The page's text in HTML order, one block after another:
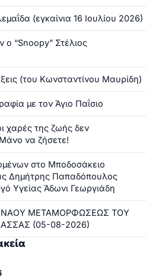
(εγκαίνια 16 Ιουλίου 2026)
ο “Snoopy” Στέλιος
(του Κωνσταντίνου Μαυρίδη)
με τον Άγιο Παΐσιο
χαρές της ζωής δεν
να ζήσετε!
στο Μποδοσάκειο
Δημήτρης Παπαδόπουλος
Υγείας Άδωνι Γεωργιάδη
ΝΑΟΥ ΜΕΤΑΜΟΡΦΩΣΕΩΣ ΤΟΥ
(05-08-2026)